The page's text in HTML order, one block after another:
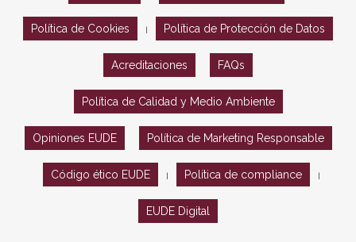
Política de Cookies Política de Protección de Datos
Acreditaciones FAQs
Política de Calidad y Medio Ambiente
Opiniones EUDE Política de Marketing Responsable
Código ético EUDE Política de compliance
EUDE Digital